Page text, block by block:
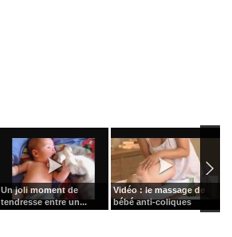
Un joli moment de
tendresse entre un...
Vidéo : le massage de
bébé anti-coliques